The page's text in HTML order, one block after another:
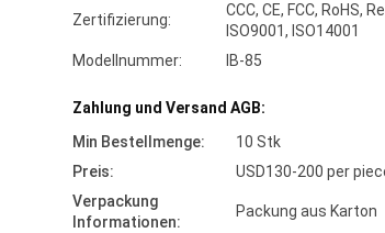
Zertifizierung:
CCC, CE, FCC, RoHS,
ISO9001, ISO14001
Modellnummer:
IB-85
Zahlung und Versand AGB:
Min Bestellmenge:
10 Stk
Preis:
USD130-200 per
Verpackung
Informationen:
Packung aus Karton